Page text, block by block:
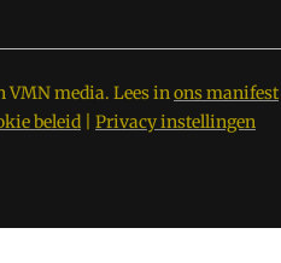
VMN media. Lees inons manifest
beleid Privacy instellingen